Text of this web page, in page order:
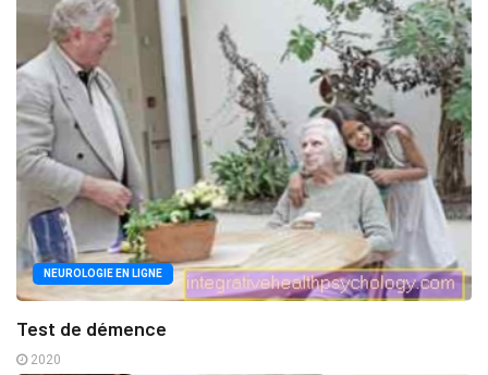
NEUROLOGIE EN LIGNE
Test de démence
2020